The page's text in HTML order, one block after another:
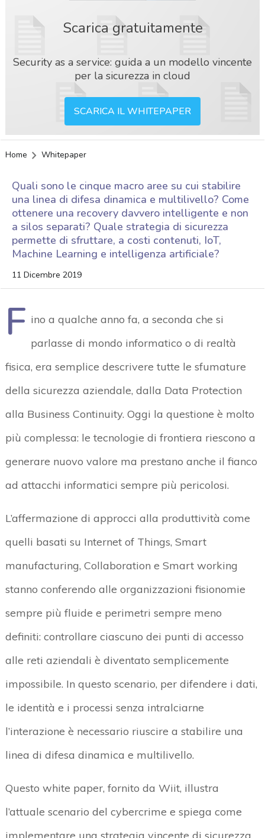
Scarica gratuitamente
Security as a service: guida a un modello vincente
per la sicurezza in cloud
SCARICA IL WHITEPAPER
Home Whitepaper
Quali sono le cinque macro aree su cui stabilire
una linea di difesa dinamica e multilivello? Come
ottenere una recovery davvero intelligente e non
a silos separati? Quale strategia di sicurezza
permette di sfruttare, a costi contenuti, IoT,
Machine Learning e intelligenza artificiale?
11 Dicembre 2019
F ino a qualche anno fa, a seconda che si
parlasse di mondo informatico o di realtà
fisica, era semplice descrivere tutte le sfumature
della sicurezza aziendale, dalla Data Protection
alla Business Continuity. Oggi la questione è molto
più complessa: le tecnologie di frontiera riescono a
generare nuovo valore ma prestano anche il fianco
ad attacchi informatici sempre più pericolosi.
L’affermazione di approcci alla produttività come
quelli basati su Internet of Things, Smart
manufacturing, Collaboration e Smart working
stanno conferendo alle organizzazioni fisionomie
sempre più fluide e perimetri sempre meno
definiti: controllare ciascuno dei punti di accesso
alle reti aziendali è diventato semplicemente
impossibile. In questo scenario, per difendere i dati,
le identità e i processi senza intralciarne
l’interazione è necessario riuscire a stabilire una
linea di difesa dinamica e multilivello.
Questo white paper, fornito da Wiit, illustra
l’attuale scenario del cybercrime e spiega come